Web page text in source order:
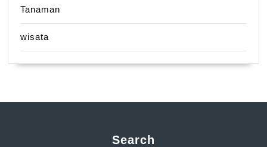
Tanaman
wisata
Search